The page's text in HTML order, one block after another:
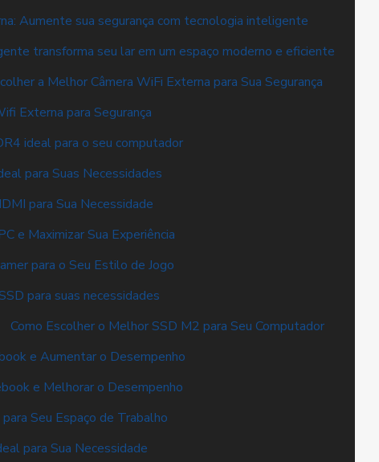
Aumente sua segurança com tecnologia inteligente
transforma seu lar em um espaço moderno e eficiente
a Melhor Câmera WiFi Externa para Sua Segurança
Externa para Segurança
ideal para o seu computador
para Suas Necessidades
para Sua Necessidade
e Maximizar Sua Experiência
para o Seu Estilo de Jogo
para suas necessidades
Como Escolher o Melhor SSD M2 para Seu Computador
e Aumentar o Desempenho
e Melhorar o Desempenho
Seu Espaço de Trabalho
para Sua Necessidade